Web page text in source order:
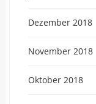
Dezember 2018
November 2018
Oktober 2018